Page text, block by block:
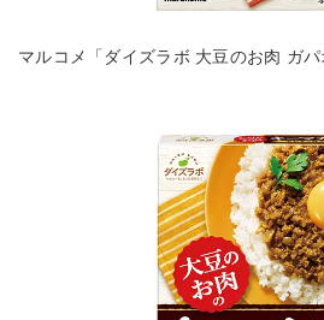
マルコメ「ダイズラボ 大豆のお肉 ガ